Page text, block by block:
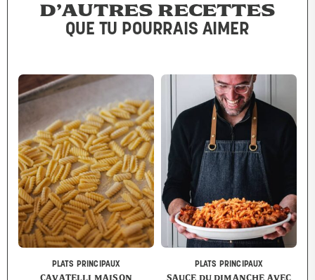
D’AUTRES RECETTES
QUE TU POURRAIS AIMER
PLATS PRINCIPAUX
CAVATELLI MAISON
PLATS PRINCIPAUX
SAUCE DU DIMANCHE AVEC